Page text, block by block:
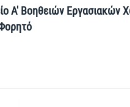
Α' Βοηθειών Εργασιακών